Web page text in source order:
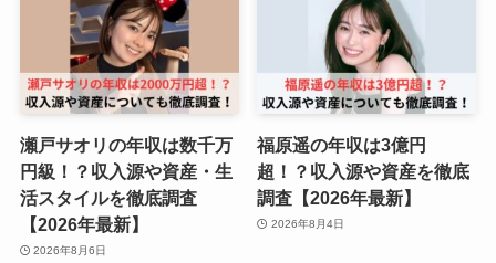
瀬戸サオリの年収は数千万
円級！？収入源や資産・生
活スタイルを徹底調査
【2026年最新】
2026年8月6日
福原遥の年収は3億円
超！？収入源や資産を徹底
調査【2026年最新】
2026年8月4日